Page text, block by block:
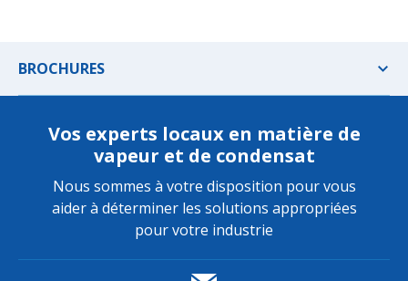
BROCHURES
Vos experts locaux en matière de
vapeur et de condensat
Nous sommes à votre disposition pour vous
aider à déterminer les solutions appropriées
pour votre industrie